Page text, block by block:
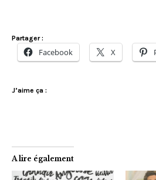
Partager :
Facebook X
J’aime ça :
A lire également